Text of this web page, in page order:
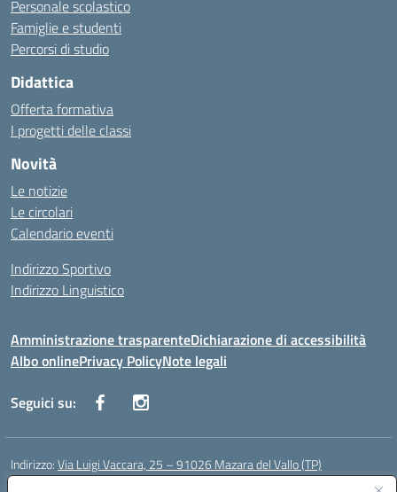
Personale scolastico
Famiglie e studenti
Percorsi di studio
Didattica
Offerta formativa
I progetti delle classi
Novità
Le notizie
Le circolari
Calendario eventi
Indirizzo Sportivo
Indirizzo Linguistico
Amministrazione trasparenteDichiarazione di accessibilità
Albo onlinePrivacy PolicyNote legali
Seguici su:
Indirizzo:Via Luigi Vaccara, 25 – 91026 Mazara del Vallo (TP)
Centralino: